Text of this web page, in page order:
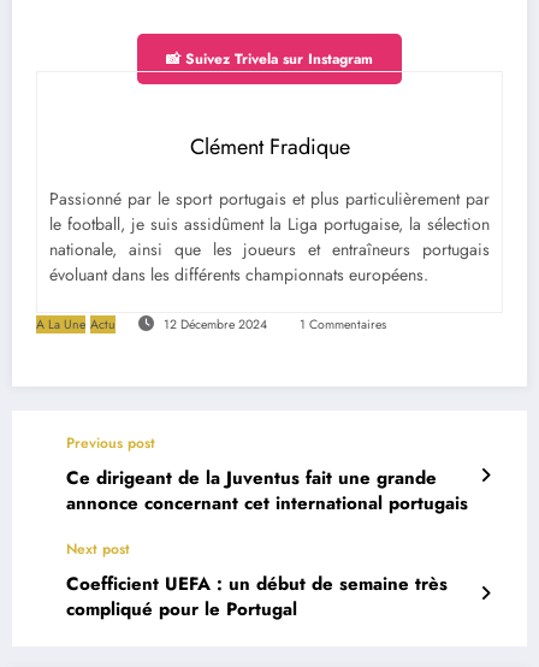
📸 Suivez Trivela sur Instagram
Clément Fradique
Passionné par le sport portugais et plus particulièrement par
le football, je suis assidûment la Liga portugaise, la sélection
nationale, ainsi que les joueurs et entraîneurs portugais
évoluant dans les différents championnats européens.
A La Une Actu 12 Décembre 2024 1 Commentaires
Previous post
Ce dirigeant de la Juventus fait une grande
annonce concernant cet international portugais
Next post
Coefficient UEFA : un début de semaine très
compliqué pour le Portugal